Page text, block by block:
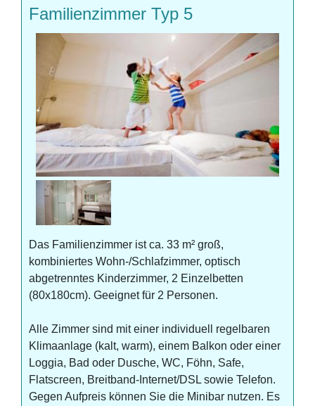
Familienzimmer Typ 5
Das Familienzimmer ist ca. 33 m² groß,
kombiniertes Wohn-/Schlafzimmer, optisch
abgetrenntes Kinderzimmer, 2 Einzelbetten
(80x180cm). Geeignet für 2 Personen.
Alle Zimmer sind mit einer individuell regelbaren
Klimaanlage (kalt, warm), einem Balkon oder einer
Loggia, Bad oder Dusche, WC, Föhn, Safe,
Flatscreen, Breitband-Internet/DSL sowie Telefon.
Gegen Aufpreis können Sie die Minibar nutzen. Es